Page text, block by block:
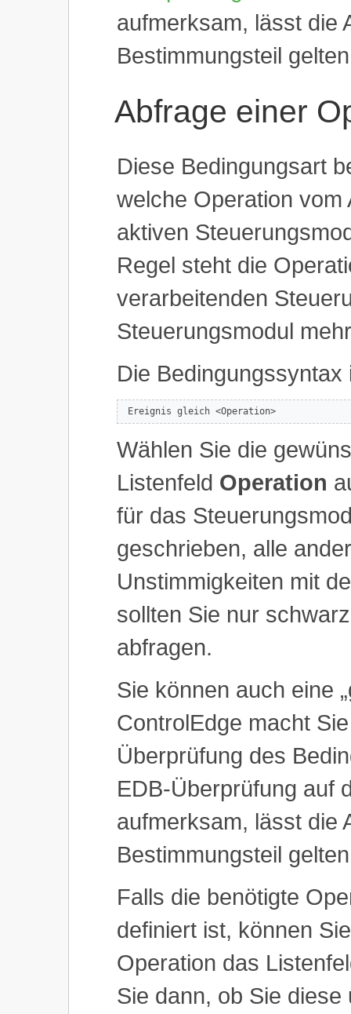
aufmerksam, lässt die
Bestimmungsteil
Abfrage einer
Diese Bedingungsart
welche Operation vom
aktiven
Regel steht die
verarbeitenden
Steuerungsmodul
Die Bedingungssyntax
Ereignis gleich <Operation>
Wählen Sie die
Listenfeld Operation
für das
geschrieben, alle
Unstimmigkeiten mit
sollten Sie nur
abfragen.
Sie können auch eine
ControlEdge macht
Überprüfung des
EDB-Überprüfung auf
aufmerksam, lässt die
Bestimmungsteil
Falls die benötigte
definiert ist, können
Operation das
Sie dann, ob Sie